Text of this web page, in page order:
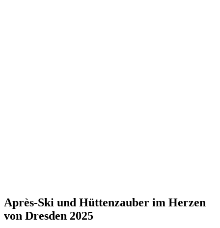
Après-Ski und Hüttenzauber im Herzen
von Dresden 2025